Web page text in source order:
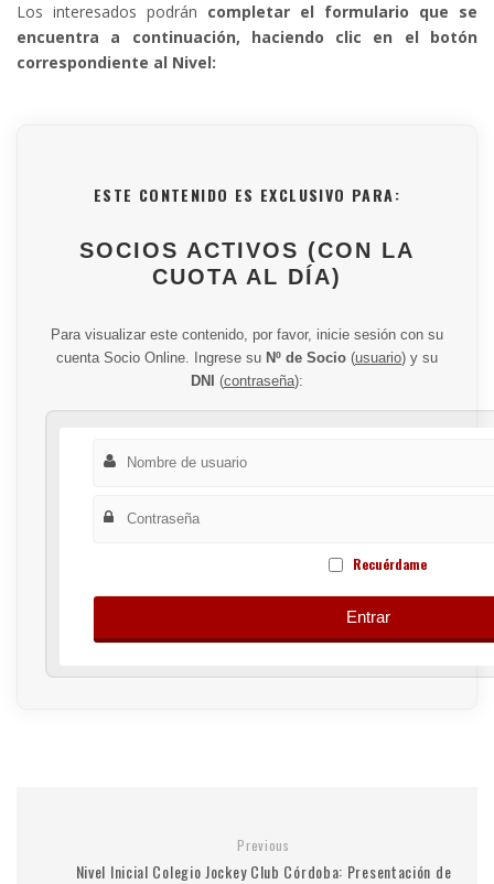
Los interesados podrán completar el formulario que se
encuentra a continuación, haciendo clic en el botón
correspondiente al Nivel:
ESTE CONTENIDO ES EXCLUSIVO PARA:
SOCIOS ACTIVOS (CON LA
CUOTA AL DÍA)
Para visualizar este contenido, por favor, inicie sesión con su
cuenta Socio Online. Ingrese su Nº de Socio (usuario) y su
DNI
(contraseña):
Recuérdame
Previous
Nivel Inicial Colegio Jockey Club Córdoba: Presentación de